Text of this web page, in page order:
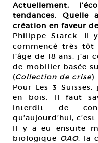
Actuellement,
tendances.
création en faveur
Philippe Starck. Il
commencé très tôt
l’âge de 18 ans,
de mobilier basée
(Collection de crise).
Pour Les 3
en bois. Il faut
interdit de
qu’aujourd’hui,
Il y a eu ensuite
biologique OAO, la